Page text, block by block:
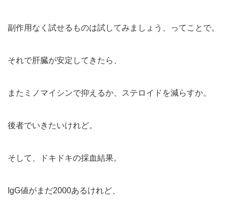
副作用なく試せるものは試してみましょう、ってことで。
それで肝臓が安定してきたら、
またミノマイシンで抑えるか、ステロイドを減らすか。
後者でいきたいけれど。
そして、ドキドキの採血結果。
IgG値がまだ2000あるけれど、